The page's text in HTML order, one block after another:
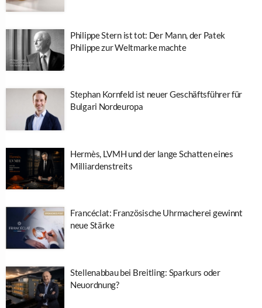
Philippe Stern ist tot: Der Mann, der Patek
Philippe zur Weltmarke machte
Stephan Kornfeld ist neuer Geschäftsführer für
Bulgari Nordeuropa
Hermès, LVMH und der lange Schatten eines
Milliardenstreits
Francéclat: Französische Uhrmacherei gewinnt
neue Stärke
Stellenabbau bei Breitling: Sparkurs oder
Neuordnung?